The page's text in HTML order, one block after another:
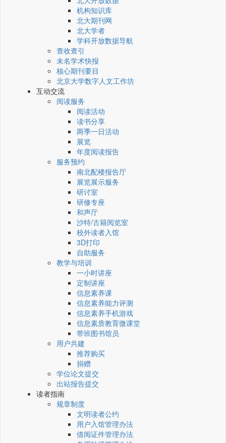
机构知识库
北大期刊网
北大学者
学科开放数据导航
查收查引
未名学术快报
核心期刊要目
北京大学数字人文工作坊
互动交流
阅读服务
阅读活动
读书分享
两季一日活动
展览
年度阅读报告
服务预约
南北配楼报告厅
展览展示服务
研讨室
研修专座
和声厅
沙特/古籍阅览室
校外读者入馆
3D打印
自助服务
教学与培训
一小时讲座
定制讲座
信息素养课
信息素养能力评测
信息素养手机游戏
信息素质教育微课堂
带班图书馆员
用户共建
推荐购买
捐赠
学位论文提交
出站报告提交
读者指南
规章制度
文明读者公约
用户入馆管理办法
借阅证件管理办法